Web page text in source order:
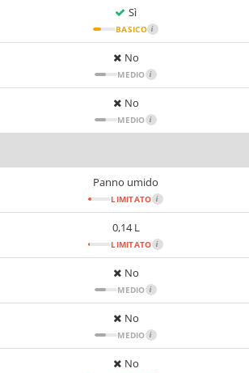
Sì
BASICO i
No
MEDIO i
No
MEDIO i
Panno umido
LIMITATO i
0,14 L
LIMITATO i
No
MEDIO i
No
MEDIO i
No